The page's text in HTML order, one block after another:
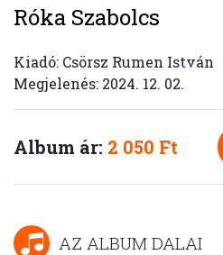
Róka Szabolcs
Kiadó: Csörsz Rumen István
Megjelenés: 2024. 12. 02.
Album ár: 2 050 Ft
AZ ALBUM DALAI